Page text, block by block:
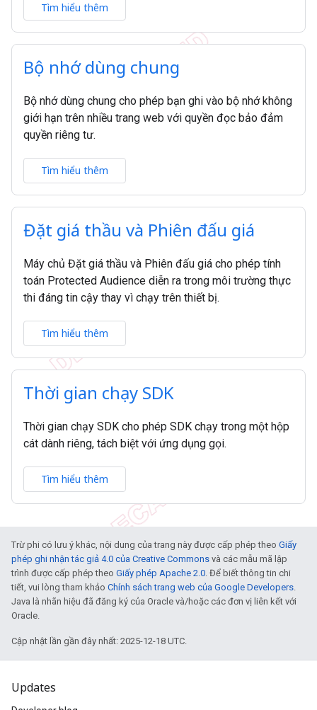
Tìm hiểu thêm
Bộ nhớ dùng chung
Bộ nhớ dùng chung cho phép bạn ghi vào bộ nhớ không
giới hạn trên nhiều trang web với quyền đọc bảo đảm
quyền riêng tư.
Tìm hiểu thêm
Đặt giá thầu và Phiên đấu giá
Máy chủ Đặt giá thầu và Phiên đấu giá cho phép tính
toán Protected Audience diễn ra trong môi trường thực
thi đáng tin cậy thay vì chạy trên thiết bị.
Tìm hiểu thêm
Thời gian chạy SDK
Thời gian chạy SDK cho phép SDK chạy trong một hộp
cát dành riêng, tách biệt với ứng dụng gọi.
Tìm hiểu thêm
Trừ phi có lưu ý khác, nội dung của trang này được cấp phép theo Giấy
phép ghi nhận tác giả 4.0 của Creative Commons và các mẫu mã lập
trình được cấp phép theo Giấy phép Apache 2.0. Để biết thông tin chi
tiết, vui lòng tham khảo Chính sách trang web của Google Developers.
Java là nhãn hiệu đã đăng ký của Oracle và/hoặc các đơn vị liên kết với
Oracle.
Cập nhật lần gần đây nhất: 2025-12-18 UTC.
Updates